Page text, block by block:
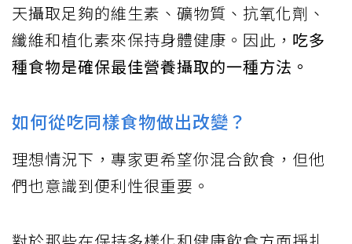
天攝取足夠的維生素、礦物質、抗氧化劑、
纖維和植化素來保持身體健康。因此， 吃多
種食物是確保最佳營養攝取的一種方法。
如何從吃同樣食物做出改變？
理想情況下，專家更希望你混合飲食，但他
們也意識到便利性很重要。